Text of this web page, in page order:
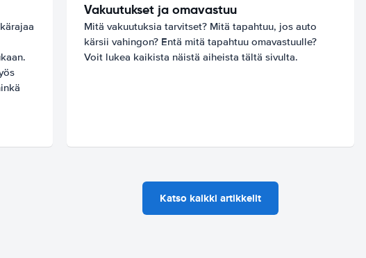
Vakuutukset ja omavastuu
Mitä vakuutuksia tarvitset? Mitä tapahtuu, jos auto
kärsii vahingon? Entä mitä tapahtuu omavastuulle?
Voit lukea kaikista näistä aiheista tältä sivulta.
Katso kaikki artikkelit